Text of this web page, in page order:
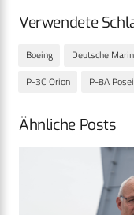
Verwendete
Boeing Deutsche
P-3C Orion
P-8A
Ähnliche Posts